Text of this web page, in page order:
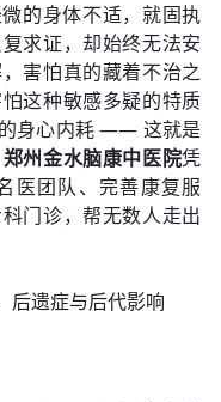
的身体不适，就固执
求证，却始终无法安
害怕真的藏着不治之
这种敏感多疑的特质
身心内耗 —— 这就是
郑州金水脑康中医院凭
医团队、完善康复服
门诊，帮无数人走出
后遗症与后代影响